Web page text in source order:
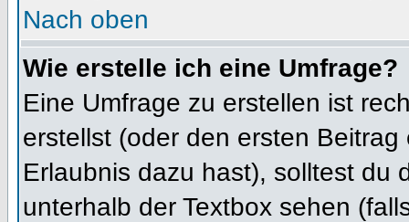
Nach oben
Wie erstelle ich eine Umfrage?
Eine Umfrage zu erstellen ist
erstellst (oder den ersten
Erlaubnis dazu hast), solltest du
unterhalb der Textbox sehen